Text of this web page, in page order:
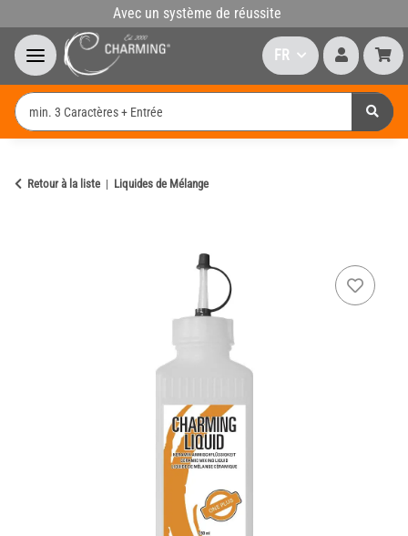
Avec un système de réussite
FR
Retour à la liste Liquides de Mélange